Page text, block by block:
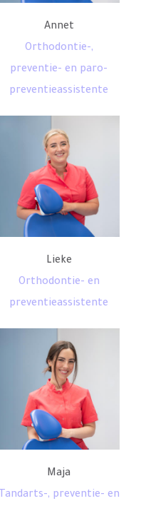
Annet
Orthodontie-,
preventie- en paro-
preventieassistente
Lieke
Orthodontie- en
preventieassistente
Maja
Tandarts-, preventie- en